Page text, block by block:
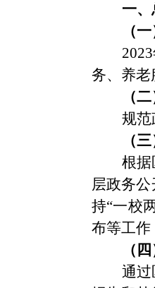
一
（
务、养老
（
规范
（
根
层政务
持“一校
布等工作
（
通